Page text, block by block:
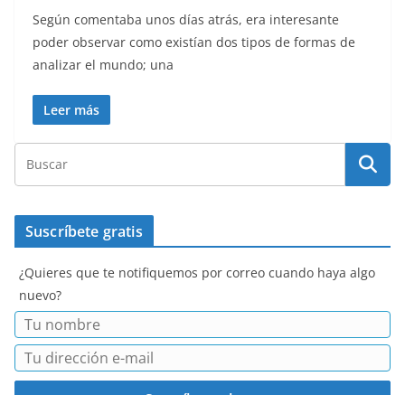
Según comentaba unos días atrás, era interesante
poder observar como existían dos tipos de formas de
analizar el mundo; una
Leer más
Suscríbete gratis
¿Quieres que te notifiquemos por correo cuando haya algo
nuevo?